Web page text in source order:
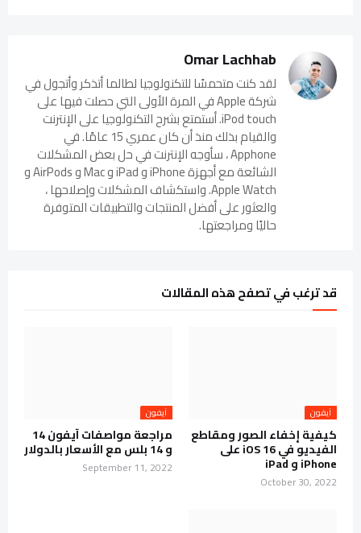
Omar Lachhab
لقد كنت متحمسًا للتكنولوجيا لطالما أتذكر وأتجول في
شركة Apple في المرة الأولى التي حصلت فيها على
iPod touch. أستمتع بشرح التكنولوجيا على الإنترنت
والقيام بذلك منذ أن كان عمري 15 عامًا. في
Apphone ، سأوجه الإنترنت في حل بعض المشكلات
الشائعة مع أجهزة iPhone و iPad و Mac و AirPods و
Apple Watch. واستكشاف المشكلات وإصلاحها ،
والعثور على أفضل المنتجات والتطبيقات المتوفرة
حاليًا ومراجعتها.
قد ترغب في تصفح هذه المقالات
آيفون
كيفية إخفاء الصور ومقاطع
الفيديو في iOS 16 على
iPhone و iPad
October 30, 2022
آيفون
مراجعة مواصفات آيفون 14
و 14 بلس مع الأسعار بالدولار
September 11, 2022